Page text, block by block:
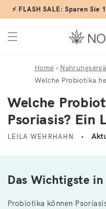
Direkt zum Inhalt
⚡ FLASH SALE: Sparen
Home ›
Welche Probiotika
Welche
Psoriasis? Ein
LEILA WEHRHAHN
Das Wichtigste
Probiotika können